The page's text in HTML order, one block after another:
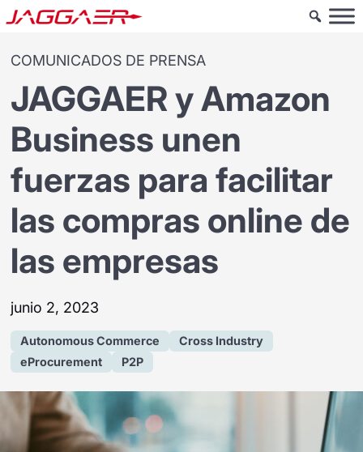
COMUNICADOS DE PRENSA
JAGGAER y Amazon
Business unen
fuerzas para facilitar
las compras online de
las empresas
junio 2, 2023
Autonomous Commerce
Cross Industry
eProcurement
P2P